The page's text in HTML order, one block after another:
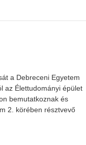
a Debreceni Egyetem
az Élettudományi épület
bemutatkoznak és
2. körében résztvevő